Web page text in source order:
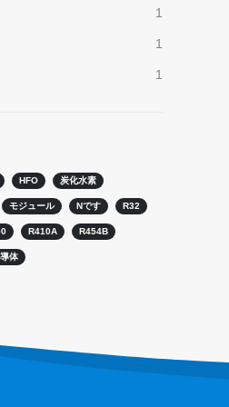
1
1
1
HFO 炭化水素
モジュール Nです R32
R410A R454B
体
Road、国立ハイテクゾー
67169097
8618595618735